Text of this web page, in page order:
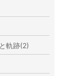
軌跡(2)